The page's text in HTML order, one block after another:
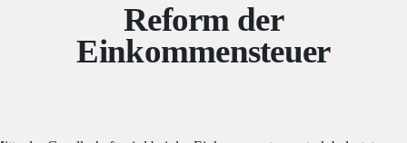
Growth & Budget Lab
Energy Lab
Business Lab
Reform der
Einkommensteuer